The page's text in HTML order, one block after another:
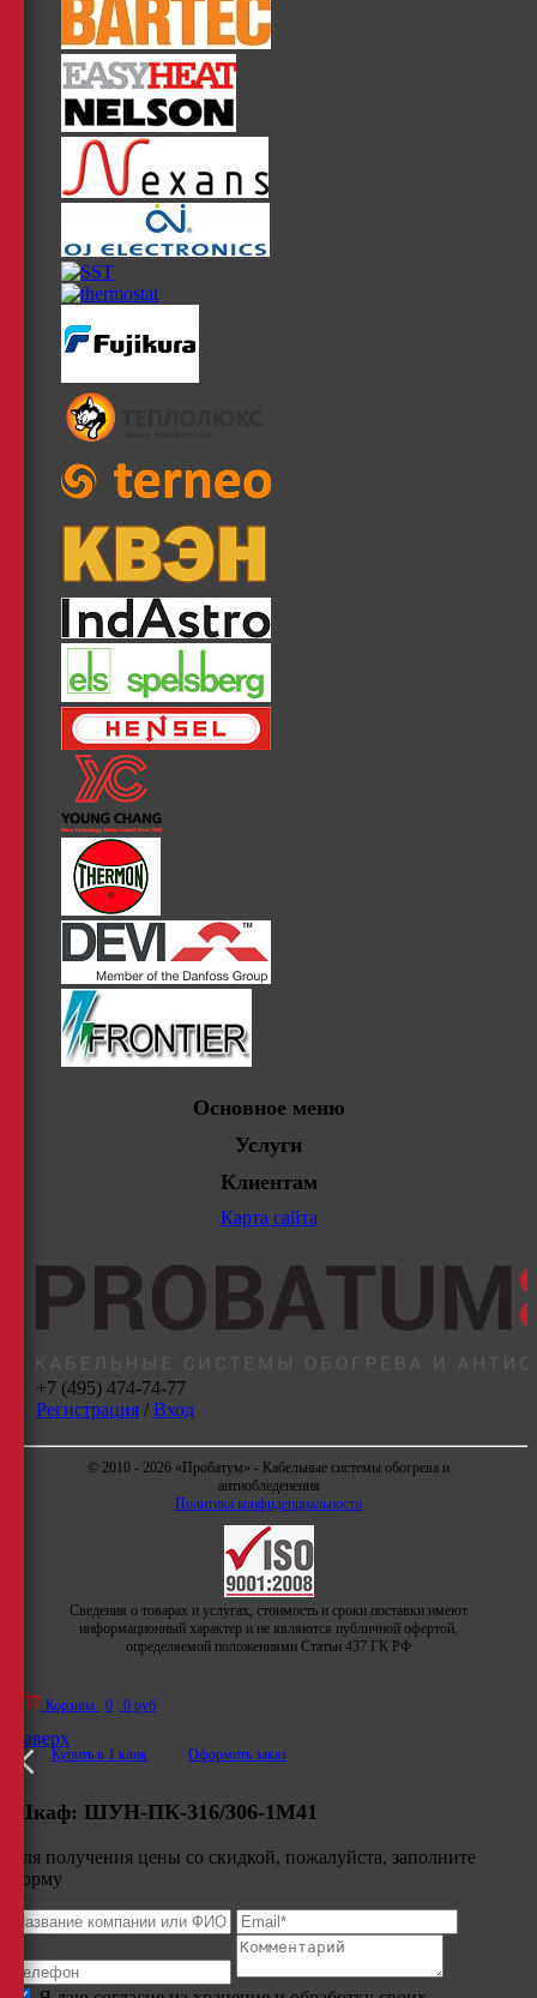
Основное меню
Услуги
Клиентам
Карта сайта
+7 (495) 474-74-77
Регистрация/ Вход
© 2010 - 2026 «Пробатум» - Кабельные системы обогрева и
антиобледенения
Политика конфиденциальности
Сведения о товарах и услугах, стоимость и сроки поставки имеют
информационный характер и не являются публичной офертой,
определяемой положениями Статьи 437 ГК РФ
Корзина 0 0 руб
Купить в 1 клик Оформить заказ
Наверх
Шкаф: ШУН-ПК-316/306-1М41
Для получения цены со скидкой, пожалуйста, заполните
форму